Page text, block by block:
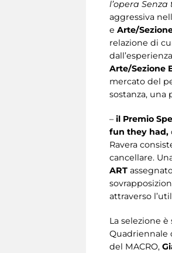
l’opera
aggressiva
e Arte/
relazione di
Arte/Sezione
mercato del
sostanza, una
– il Premio
fun they had,
Ravera
cancellare.
ART
attraverso
La selezione
Quadriennale
del MACRO,